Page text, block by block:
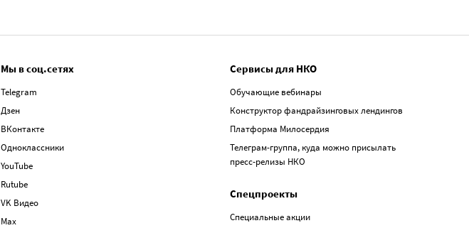
Мы в соц.сетях
Telegram
Дзен
ВКонтакте
Одноклассники
YouTube
Rutube
VK Видео
Max
Сервисы для НКО
Обучающие вебинары
Конструктор фандрайзинговых лендингов
Платформа Милосердия
Телеграм-группа, куда можно присылать
пресс-релизы НКО
Спецпроекты
Специальные акции